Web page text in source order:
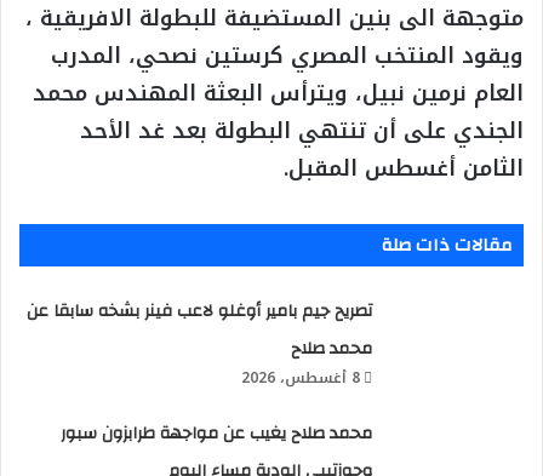
متوجهة الى بنين المستضيفة للبطولة الافريقية ،
ويقود المنتخب المصري كرستين نصحي، المدرب
العام نرمين نبيل، ويترأس البعثة المهندس محمد
الجندي على أن تنتهي البطولة بعد غد الأحد
الثامن أغسطس المقبل.
مقالات ذات صلة
تصريح جيم بامير أوغلو لاعب فينر بشخه سابقا عن
محمد صلاح
8 أغسطس، 2026
محمد صلاح يغيب عن مواجهة طرابزون سبور